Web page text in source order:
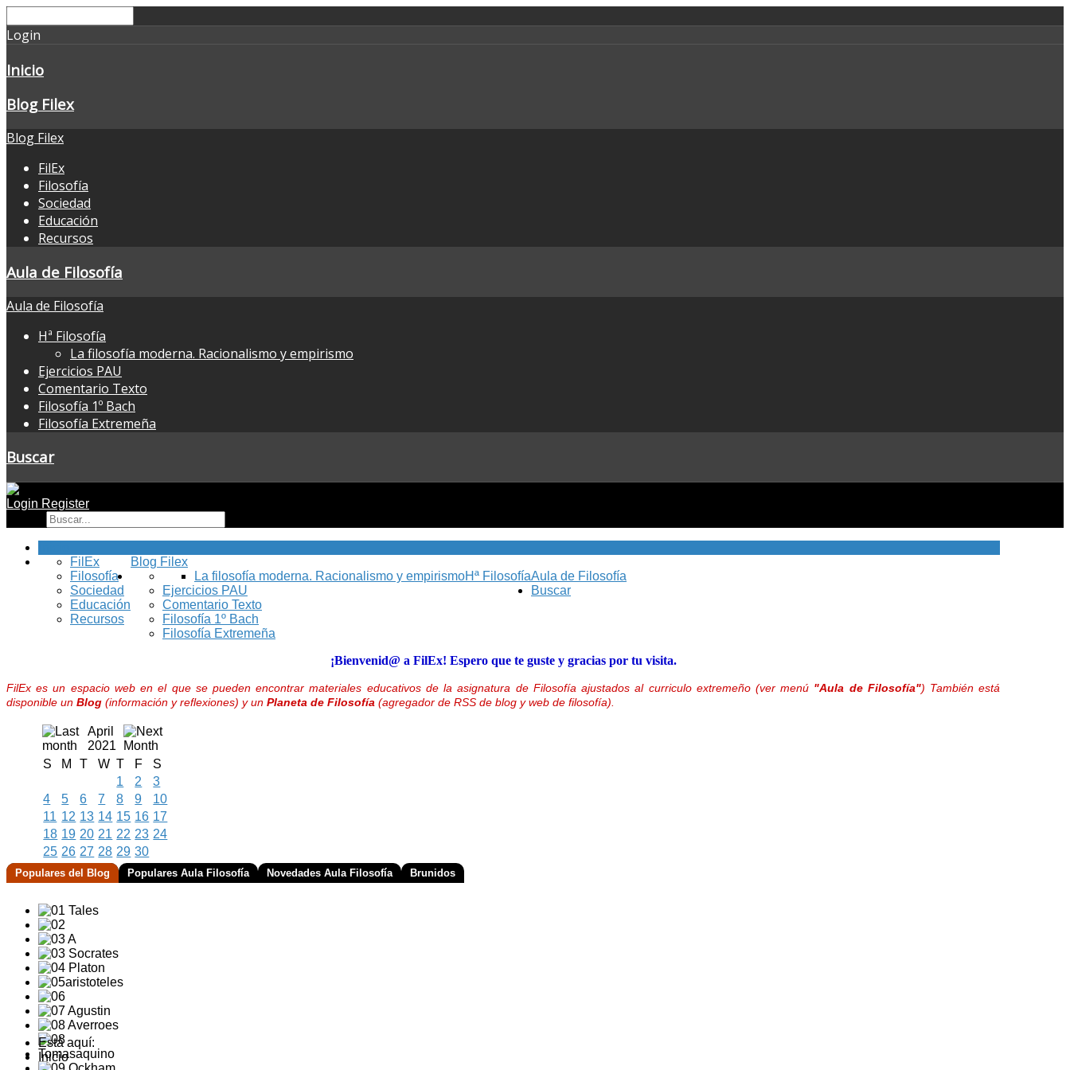
Login
Inicio
Blog Filex
Blog Filex
FilEx
Filosofía
Sociedad
Educación
Recursos
Aula de Filosofía
Aula de Filosofía
Hª Filosofía
La filosofía moderna. Racionalismo y empirismo
Ejercicios PAU
Comentario Texto
Filosofía 1º Bach
Filosofía Extremeña
Buscar
Login Register
Blog Filex
FilEx
Filosofía
Sociedad
Educación
Recursos
Aula de Filosofía
Hª Filosofía
La filosofía moderna. Racionalismo y empirismo
Ejercicios PAU
Comentario Texto
Filosofía 1º Bach
Filosofía Extremeña
Buscar
¡Bienvenid@ a FilEx! Espero que te guste y gracias por tu visita.
FilEx es un espacio web en el que se pueden encontrar materiales educativos de la asignatura de Filosofía ajustados al curriculo extremeño (ver menú "Aula de Filosofía") También está
disponible un Blog (información y reflexiones) y un Planeta de Filosofía (agregador de RSS de blog y web de filosofía).
April
2021
S
M T W T F
S
1
2
3
4
5 6 7 8 9
10
11 12 13 14 15 16 17
18 19 20 21 22 23 24
25 26 27 28 29 30
Populares del Blog Populares Aula Filosofía Novedades Aula Filosofía Brunidos
Está aquí:
Inicio